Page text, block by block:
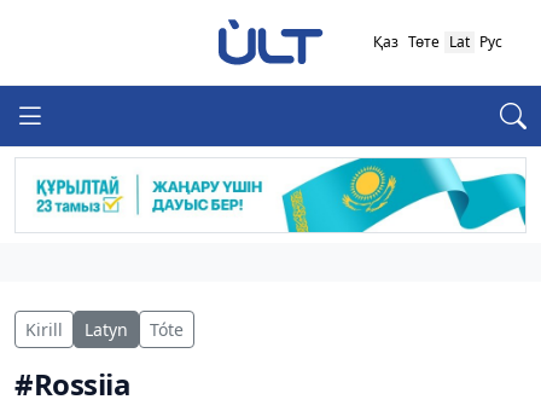
Қаз Төте Lat Рус
Kirill Latyn Tóte
#Rossiia